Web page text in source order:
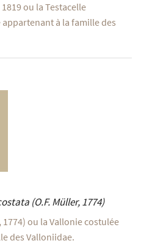
ou la Testacelle
à la famille des
(O.F. Müller, 1774)
ou la Vallonie costulée
des Valloniidae.